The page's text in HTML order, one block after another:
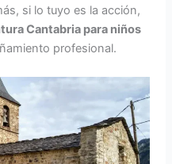
si lo tuyo es la acción,
Cantabria para niños
profesional.